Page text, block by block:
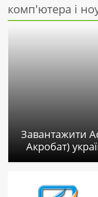
комп'ютера і
Завантажити
Акробат)